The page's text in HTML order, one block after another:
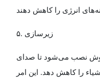
انرژی را کاهش دهند
۵. زیرسازی
نصب می‌شود تا صدای
را کاهش دهد. این امر